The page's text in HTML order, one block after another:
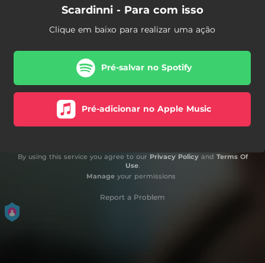
Scardinni - Para com isso
Clique em baixo para realizar uma ação
Pré-salvar no Spotify
Pré-adicionar no Apple Music
By using this service you agree to our Privacy Policyand Terms Of
Use.
Manageyour permissions
Report a Problem